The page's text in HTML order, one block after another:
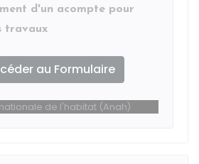
d'un acompte pour
travaux
au Formulaire
de l'habitat (Anah)